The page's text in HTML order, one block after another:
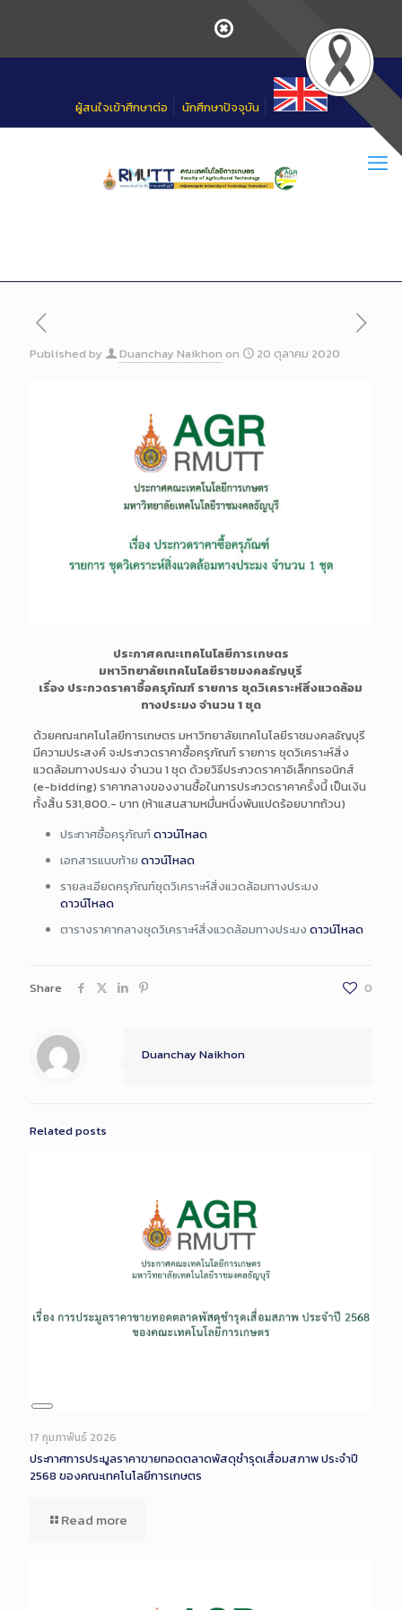
ผู้สนใจเข้าศึกษาต่อ นักศึกษาปัจจุบัน
Published by Duanchay Naikhon on 20 ตุลาคม 2020
ประกาศคณะเทคโนโลยีการเกษตร
มหาวิทยาลัยเทคโนโลยีราชมงคลธัญบุรี
เรื่อง ประกวดราคาซื้อครุภัณฑ์ รายการ ชุดวิเคราะห์สิ่งแวดล้อม
ทางประมง จำนวน 1 ชุด
ด้วยคณะเทคโนโลยีการเกษตร มหาวิทยาลัยเทคโนโลยีราชมงคลธัญบุรี
มีความประสงค์ จะประกวดราคาซื้อครุภัณฑ์ รายการ ชุดวิเคราะห์สิ่ง
แวดล้อมทางประมง จำนวน 1 ชุด ด้วยวิธีประกวดราคาอิเล็กทรอนิกส์
(e-bidding) ราคากลางของงานซื้อในการประกวดราคาครั้งนี้ เป็นเงิน
ทั้งสิ้น 531,800.- บาท (ห้าแสนสามหมื่นหนึ่งพันแปดร้อยบาทถ้วน)
ประกาศซื้อครุภัณฑ์ดาวน์โหลด
เอกสารแนบท้าย ดาวน์โหลด
รายละเอียดครุภัณฑ์ชุดวิเคราะห์สิ่งแวดล้อมทางประมง
ดาวน์โหลด
ตารางราคากลางชุดวิเคราะห์สิ่งแวดล้อมทางประมง ดาวน์โหลด
Share 0
Duanchay Naikhon
Related posts
Long
Description
17 กุมภาพันธ์ 2026
ประกาศการประมูลราคาขายทอดตลาดพัสดุชำรุดเสื่อมสภาพ ประจำปี
2568 ของคณะเทคโนโลยีการเกษตร
Read more